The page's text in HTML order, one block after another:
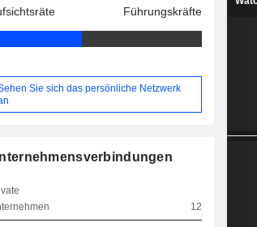
Führungskräfte
Sie sich das persönliche Netzwerk
12